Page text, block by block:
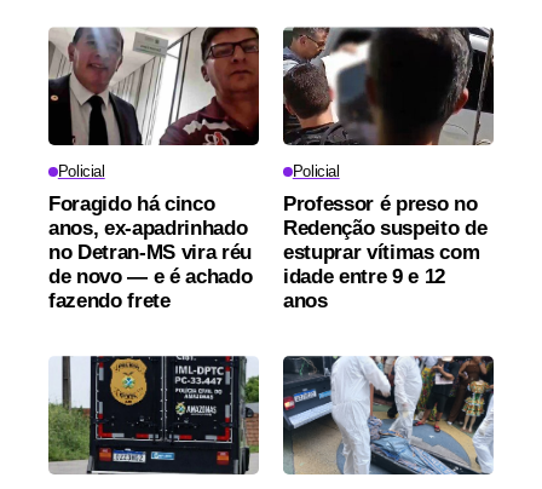
Policial
Foragido há cinco
anos, ex-apadrinhado
no Detran-MS vira réu
de novo — e é achado
fazendo frete
Policial
Professor é preso no
Redenção suspeito de
estuprar vítimas com
idade entre 9 e 12
anos